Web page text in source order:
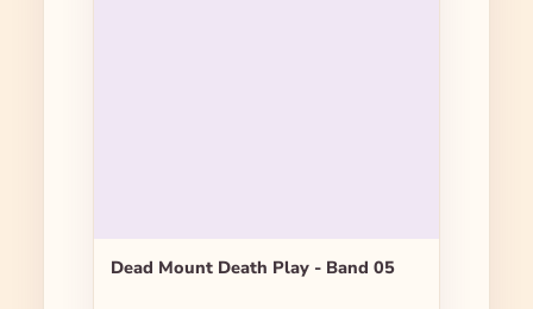
Dead Mount Death Play - Band 05